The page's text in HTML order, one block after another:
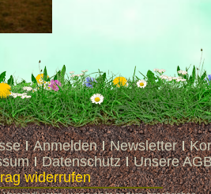
Anmelden Newsletter
Datenschutz
Unsere
widerrufen